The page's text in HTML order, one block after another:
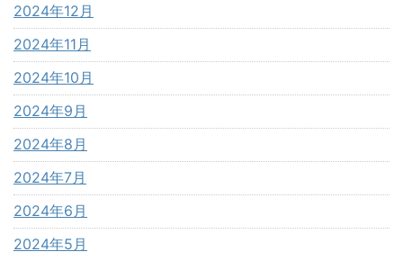
2024年12月
2024年11月
2024年10月
2024年9月
2024年8月
2024年7月
2024年6月
2024年5月